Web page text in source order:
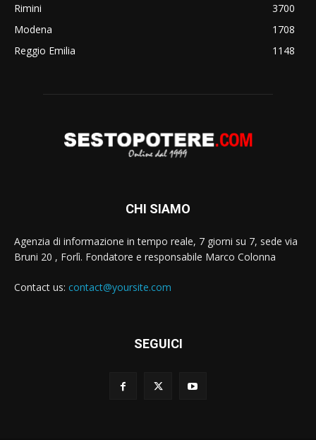
Rimini
3700
Modena
1708
Reggio Emilia
1148
CHI SIAMO
Agenzia di informazione in tempo reale, 7 giorni su 7, sede via
Bruni 20 , Forlì. Fondatore e responsabile Marco Colonna
Contact us: contact@yoursite.com
SEGUICI